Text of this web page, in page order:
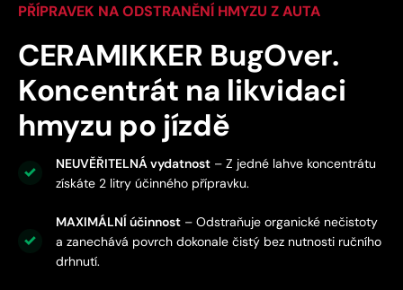
PŘÍPRAVEK NA ODSTRANĚNÍ HMYZU Z AUTA
CERAMIKKER BugOver.
Koncentrát na likvidaci
hmyzu po jízdě
NEUVĚŘITELNÁ vydatnost– Z jedné lahve koncentrátu
získáte 2 litry účinného přípravku.
MAXIMÁLNÍ účinnost– Odstraňuje organické nečistoty
a zanechává povrch dokonale čistý bez nutnosti ručního
drhnutí.